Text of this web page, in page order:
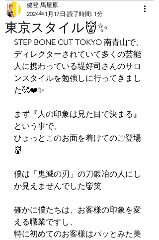
東京スタイル👹✨
健登 馬屋原
2024年1月17日 読了時間: 1分
STEP BONE CUT TOKYO 南青山で、
ディレクターされていて多くの芸能
人に携わっている堤好司さんのサロ
ンスタイルを勉強しに行ってきまし
た🥰❤️✨
まず『人の印象は見た目で決まる』
という事で、
ひょっとこのお面を着けてのご登場
👹
僕は「鬼滅の刃」の刀鍛冶の人にし
か見えませんでした👹笑
確かに僕たちは、お客様の印象を変
える職業ですし、
特に初めてのお客様はパッとみた美